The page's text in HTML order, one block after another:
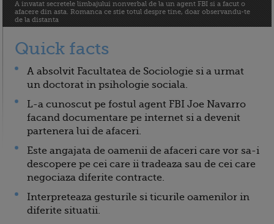
A invatat secretele limbajului nonverbal de la un agent FBI si a facut o
afacere din asta. Romanca ce stie totul despre tine, doar observandu-te
de la distanta
Quick facts
A absolvit Facultatea de Sociologie si a urmat
un doctorat in psihologie sociala.
L-a cunoscut pe fostul agent FBI Joe Navarro
facand documentare pe internet si a devenit
partenera lui de afaceri.
Este angajata de oamenii de afaceri care vor sa-i
descopere pe cei care ii tradeaza sau de cei care
negociaza diferite contracte.
Interpreteaza gesturile si ticurile oamenilor in
diferite situatii.